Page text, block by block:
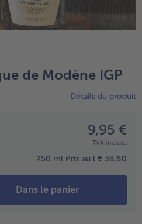
Pâtisserie
surgelésde Modène IGP
Détails du produit
9,95 €
TVA incluse
250 ml Prix au l € 39,80
Dans le panier